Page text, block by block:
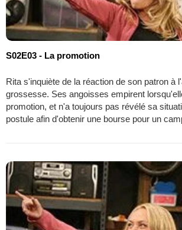
S02E03 - La promotion
Rita s'inquiète de la réaction de son patron à
grossesse. Ses angoisses empirent
promotion, et n'a toujours pas révélé sa
postule afin d'obtenir une bourse pour un